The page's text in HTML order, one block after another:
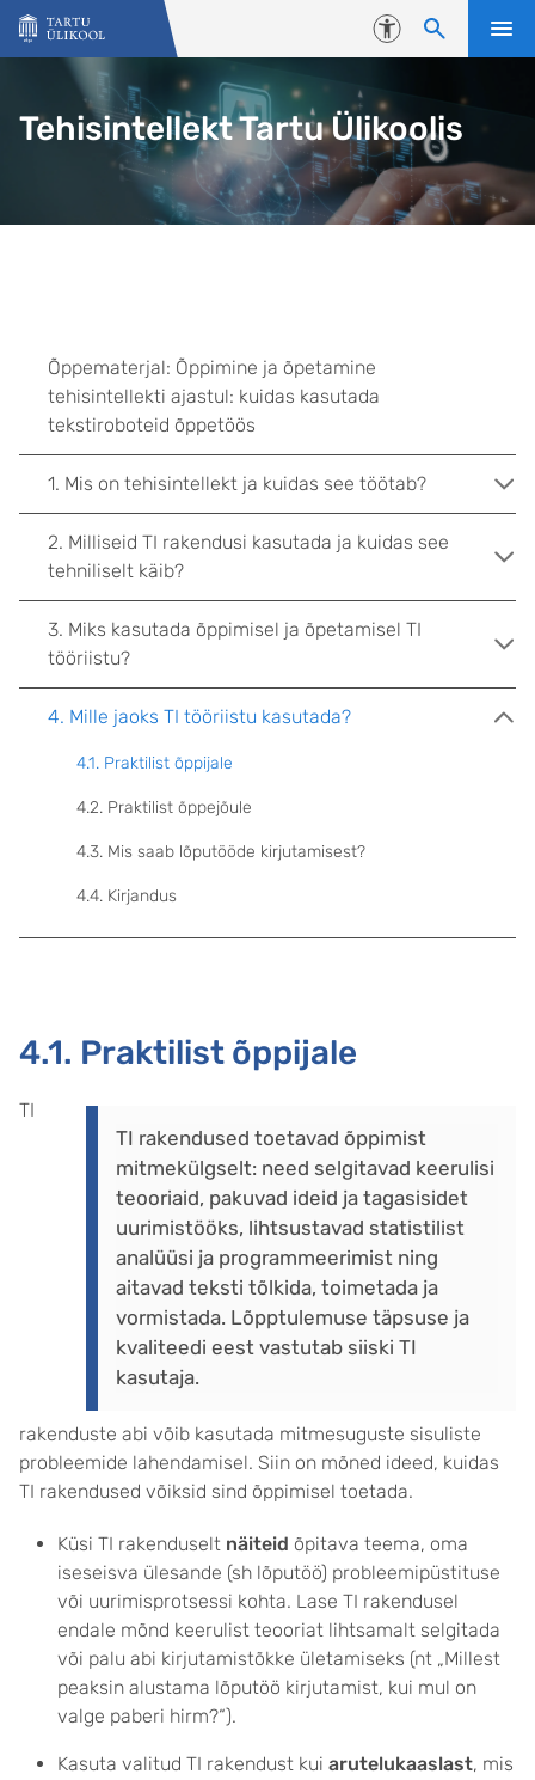
Liigu edasi põhisisu juurde
Juurdepääsetavus
Tehisintellekt Tartu Ülikoolis
4.1. Praktilist õppijale
TI rakendused toetavad õppimist
mitmekülgselt: need selgitavad keerulisi
teooriaid, pakuvad ideid ja tagasisidet
uurimistööks, lihtsustavad statistilist
analüüsi ja programmeerimist ning
aitavad teksti tõlkida, toimetada ja
vormistada. Lõpptulemuse täpsuse ja
kvaliteedi eest vastutab siiski TI
kasutaja.
TI
rakenduste abi võib kasutada mitmesuguste sisuliste
probleemide lahendamisel. Siin on mõned ideed, kuidas
TI rakendused võiksid sind õppimisel toetada.
Küsi TI rakenduselt näiteid õpitava teema, oma
iseseisva ülesande (sh lõputöö) probleemipüstituse
või uurimisprotsessi kohta. Lase TI rakendusel
endale mõnd keerulist teooriat lihtsamalt selgitada
või palu abi kirjutamistõkke ületamiseks (nt „Millest
peaksin alustama lõputöö kirjutamist, kui mul on
valge paberi hirm?“).
Kasuta valitud TI rakendust kui arutelukaaslast, mis
Õppematerjal: Õppimine ja õpetamine
tehisintellekti ajastul: kuidas kasutada
tekstiroboteid õppetöös
1. Mis on tehisintellekt ja kuidas see töötab?
2. Milliseid TI rakendusi kasutada ja kuidas see
tehniliselt käib?
3. Miks kasutada õppimisel ja õpetamisel TI
tööriistu?
4. Mille jaoks TI tööriistu kasutada?
4.1. Praktilist õppijale
4.2. Praktilist õppejõule
4.3. Mis saab lõputööde kirjutamisest?
4.4. Kirjandus